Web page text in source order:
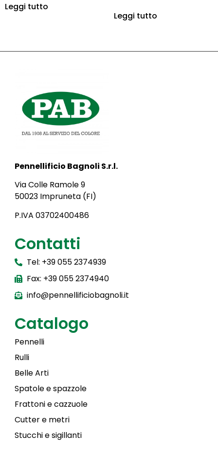
Leggi tutto
Leggi tutto
Pennellificio Bagnoli S.r.l.
Via Colle Ramole 9
50023 Impruneta (FI)
P.IVA 03702400486
Contatti
Tel: +39 055 2374939
Fax: +39 055 2374940
info@pennellificiobagnoli.it
Catalogo
Pennelli
Rulli
Belle Arti
Spatole e spazzole
Frattoni e cazzuole
Cutter e metri
Stucchi e sigillanti